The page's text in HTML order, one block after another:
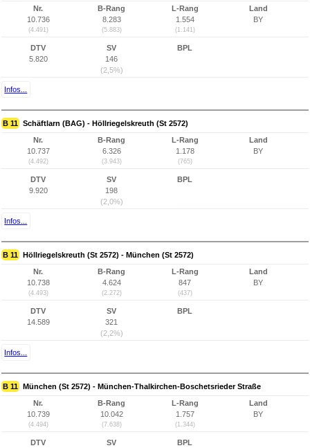
Nr.
10.736
(4.491)
B-Rang
8.283
(5.883)
L-Rang
1.554
(1.141)
Land
BY
DTV
5.820
SV
146
(2,5%)
BPL
Infos...
B 11 Schäftlarn (BAG) - Höllriegelskreuth (St 2572)
Nr.
10.737
(4.492)
B-Rang
6.326
(3.943)
L-Rang
1.178
(765)
Land
BY
DTV
9.920
SV
198
(2,0%)
BPL
Infos...
B 11 Höllriegelskreuth (St 2572) - München (St 2572)
Nr.
10.738
(4.493)
B-Rang
4.624
(2.272)
L-Rang
847
(437)
Land
BY
DTV
14.589
SV
321
(2,2%)
BPL
Infos...
B 11 München (St 2572) - München-Thalkirchen-Boschetsrieder Straße
Nr.
10.739
(4.494)
B-Rang
10.042
(7.638)
L-Rang
1.757
(1.344)
Land
BY
DTV
SV
BPL